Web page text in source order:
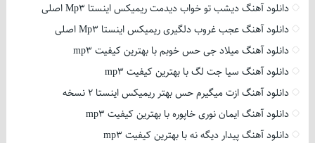
دانلود آهنگ دیشب تو خواب دیدمت ریمیکس اینستا Mp3 اصلی
دانلود آهنگ عجب غروب دلگیری ریمیکس اینستا Mp3 اصلی
دانلود آهنگ میلاد جی حس خوبم با بهترین کیفیت mp3
دانلود آهنگ سیا جت لگ با بهترین کیفیت mp3
دانلود آهنگ ازت میگیرم حس بهتر ریمیکس اینستا 2 نسخه
دانلود آهنگ ایمان نوری خاپوره با بهترین کیفیت mp3
دانلود آهنگ پیدار دیگه نه با بهترین کیفیت mp3